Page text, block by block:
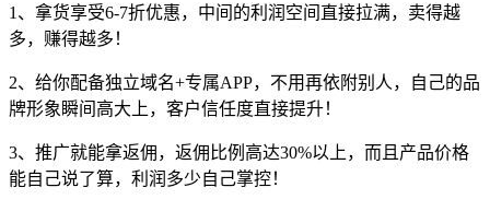
1、拿货享受6-7折优惠，中间的利润空间直接拉满，卖得越
多，赚得越多！
2、给你配备独立域名+专属APP，不用再依附别人，自己的品
牌形象瞬间高大上，客户信任度直接提升！
3、推广就能拿返佣，返佣比例高达30%以上，而且产品价格
能自己说了算，利润多少自己掌控！